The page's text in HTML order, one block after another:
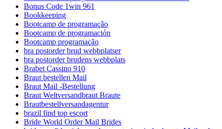
Bonus Code 1win 961
Bookkeeping
Bootcamp de programação
Bootcamp de programación
Bootcamp programação
bra postorder brud webbplatser
bra postorder brudens webbplats
Brabet Cassino 910
Braut bestellen Mail
Braut Mail -Bestellung
Braut Weltversandbraut Braute
Brautbestellversandagentur
brazil find top escort
Bride World Order Mail Brides